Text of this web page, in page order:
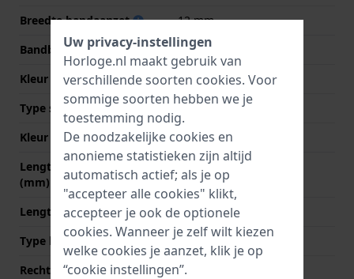
Breedte bandaanzet
12 mm
Bandbreedte bij sluiting
20 mm
Kleur Band
Zwart
Type sluiting
Gesp
Kleur sluiting
Zwart
Lengte band op 12 uur
(mm)
75 mm
Lengte band op 6 uur (mm) 125 mm
Type bevestiging
Bandpennen
Rechte bandaanzet
Nee
Uw privacy-instellingen
Horloge.nl maakt gebruik van
verschillende soorten cookies. Voor
sommige soorten hebben we je
toestemming nodig.
De noodzakelijke cookies en
anonieme statistieken zijn altijd
automatisch actief; als je op
"accepteer alle cookies" klikt,
accepteer je ook de optionele
cookies. Wanneer je zelf wilt kiezen
welke cookies je aanzet, klik je op
“cookie instellingen”.